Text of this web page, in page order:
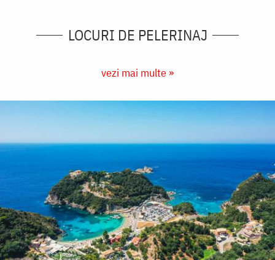
LOCURI DE PELERINAJ
vezi mai multe »